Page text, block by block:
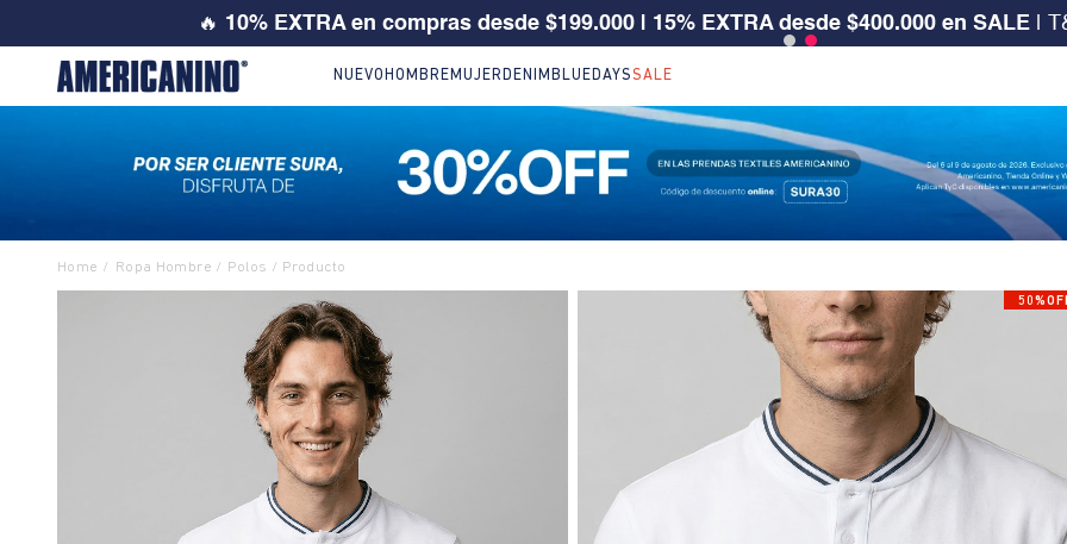
💙 SI ERES CLIENTE SURA, TIENES 30% OFF | Código: SURA30
NUEVO HOMBRE MUJER DENIM BLUEDAYSSALE
Ropa Hombre Polos